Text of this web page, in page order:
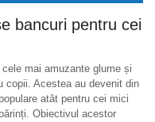
bancuri pentru cei
mai amuzante glume și
copii. Acestea au devenit din
atât pentru cei mici
Obiectivul acestor